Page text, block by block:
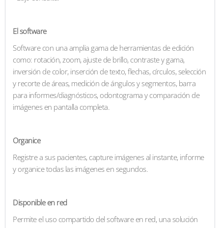
El software
Software con una amplia gama de herramientas de edición
como: rotación, zoom, ajuste de brillo, contraste y gama,
inversión de color, inserción de texto, flechas, círculos, selección
y recorte de áreas, medición de ángulos y segmentos, barra
para informes/diagnósticos, odontograma y comparación de
imágenes en pantalla completa.
Organice
Registre a sus pacientes, capture imágenes al instante, informe
y organice todas las imágenes en segundos.
Disponible en red
Permite el uso compartido del software en red, una solución